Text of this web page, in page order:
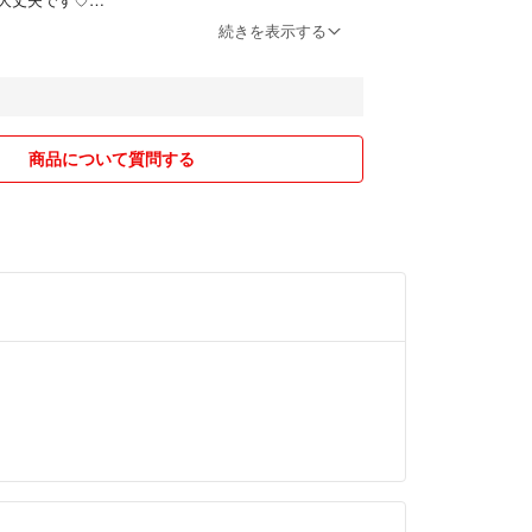
方、
たらと思いますので、よろしくお願い致します♡
中でも先に購入ボタンを押された方が優先となり
ておりますが、素人判断なので見落としなどがあ
続きを表示する
商品について質問する